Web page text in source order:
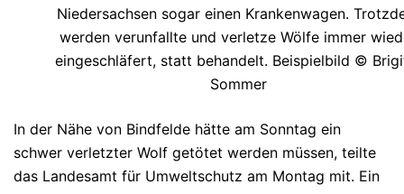
Niedersachsen sogar einen Krankenwagen.
werden verunfallte und verletze Wölfe immer
eingeschläfert, statt behandelt. Beispielbild ©
Sommer
In der Nähe von Bindfelde hätte am Sonntag ein
schwer verletzter Wolf getötet werden müssen, teilte
das Landesamt für Umweltschutz am Montag mit. Ein